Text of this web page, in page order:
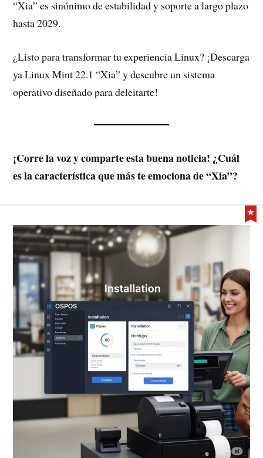
“Xia” es sinónimo de estabilidad y soporte a largo plazo
hasta 2029.
¿Listo para transformar tu experiencia Linux? ¡Descarga
ya Linux Mint 22.1 “Xia” y descubre un sistema
operativo diseñado para deleitarte!
¡Corre la voz y comparte esta buena noticia! ¿Cuál
es la característica que más te emociona de “Xia”?